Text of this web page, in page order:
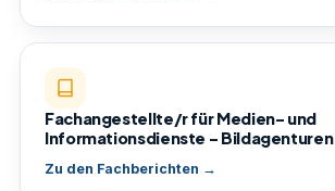
Fachangestellte/r für Medien- und
Informationsdienste – Bildagenturen
Zu den Fachberichten →